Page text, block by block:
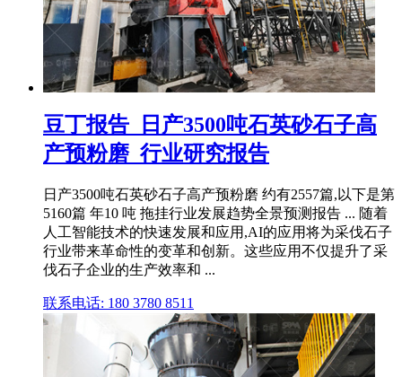
豆丁报告_日产3500吨石英砂石子高
产预粉磨_行业研究报告
日产3500吨石英砂石子高产预粉磨 约有2557篇,以下是第
5160篇 年10 吨 拖挂行业发展趋势全景预测报告 ... 随着
人工智能技术的快速发展和应用,AI的应用将为采伐石子
行业带来革命性的变革和创新。这些应用不仅提升了采
伐石子企业的生产效率和 ...
联系电话: 180 3780 8511